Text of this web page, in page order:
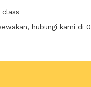
class
hubungi kami di